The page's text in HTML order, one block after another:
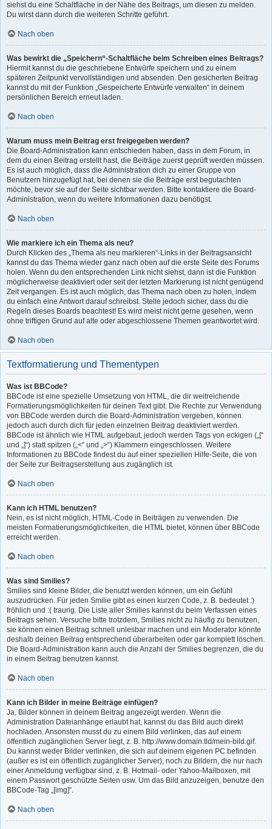
siehst du eine Schaltfläche in der Nähe des Beitrags, um diesen zu melden.
Du wirst dann durch die weiteren Schritte geführt.
Nach oben
Was bewirkt die „Speichern“-Schaltfläche beim Schreiben eines Beitrags?
Hiermit kannst du die geschriebene Entwürfe speichern und zu einem
späteren Zeitpunkt vervollständigen und absenden. Den gesicherten Beitrag
kannst du mit der Funktion „Gespeicherte Entwürfe verwalten“ in deinem
persönlichen Bereich erneut laden.
Nach oben
Warum muss mein Beitrag erst freigegeben werden?
Die Board-Administration kann entschieden haben, dass in dem Forum, in
dem du einen Beitrag erstellt hast, die Beiträge zuerst geprüft werden müssen.
Es ist auch möglich, dass die Administration dich zu einer Gruppe von
Benutzern hinzugefügt hat, bei denen sie die Beiträge erst begutachten
möchte, bevor sie auf der Seite sichtbar werden. Bitte kontaktiere die Board-
Administration, wenn du weitere Informationen dazu benötigst.
Nach oben
Wie markiere ich ein Thema als neu?
Durch Klicken des „Thema als neu markieren“-Links in der Beitragsansicht
kannst du das Thema wieder ganz nach oben auf die erste Seite des Forums
holen. Wenn du den entsprechenden Link nicht siehst, dann ist die Funktion
möglicherweise deaktiviert oder seit der letzten Markierung ist nicht genügend
Zeit vergangen. Es ist auch möglich, das Thema nach oben zu holen, indem
du einfach eine Antwort darauf schreibst. Stelle jedoch sicher, dass du die
Regeln dieses Boards beachtest! Es wird meist nicht gerne gesehen, wenn
ohne triftigen Grund auf alte oder abgeschlossene Themen geantwortet wird.
Nach oben
Textformatierung und Thementypen
Was ist BBCode?
BBCode ist eine spezielle Umsetzung von HTML, die dir weitreichende
Formatierungsmöglichkeiten für deinen Text gibt. Die Rechte zur Verwendung
von BBCode werden durch die Board-Administration vergeben, können
jedoch auch durch dich für jeden einzelnen Beitrag deaktiviert werden.
BBCode ist ähnlich wie HTML aufgebaut, jedoch werden Tags von eckigen („[“
und „]“) statt spitzen („<“ und „>“) Klammern eingeschlossen. Weitere
Informationen zu BBCode findest du auf einer speziellen Hilfe-Seite, die von
der Seite zur Beitragserstellung aus zugänglich ist.
Nach oben
Kann ich HTML benutzen?
Nein, es ist nicht möglich, HTML-Code in Beiträgen zu verwenden. Die
meisten Formatierungsmöglichkeiten, die HTML bietet, können über BBCode
erreicht werden.
Nach oben
Was sind Smilies?
Smilies sind kleine Bilder, die benutzt werden können, um ein Gefühl
auszudrücken. Für jeden Smilie gibt es einen kurzen Code, z. B. bedeutet :)
fröhlich und :( traurig. Die Liste aller Smilies kannst du beim Verfassen eines
Beitrags sehen. Versuche bitte trotzdem, Smilies nicht zu häufig zu benutzen,
sie können einen Beitrag schnell unlesbar machen und ein Moderator könnte
deshalb deinen Beitrag entsprechend überarbeiten oder gar komplett löschen.
Die Board-Administration kann auch die Anzahl der Smilies begrenzen, die du
in einem Beitrag benutzen kannst.
Nach oben
Kann ich Bilder in meine Beiträge einfügen?
Ja, Bilder können in deinem Beitrag angezeigt werden. Wenn die
Administration Dateianhänge erlaubt hat, kannst du das Bild auch direkt
hochladen. Ansonsten musst du zu einem Bild verlinken, das auf einem
öffentlich zugänglichen Server liegt, z. B. http://www.domain.tld/mein-bild.gif.
Du kannst weder Bilder verlinken, die sich auf deinem eigenen PC befinden
(außer es ist ein öffentlich zugänglicher Server), noch zu Bildern, die nur nach
einer Anmeldung verfügbar sind, z. B. Hotmail- oder Yahoo-Mailboxen, mit
einem Passwort geschützte Seiten usw. Um das Bild anzuzeigen, benutze den
BBCode-Tag „[img]“.
Nach oben